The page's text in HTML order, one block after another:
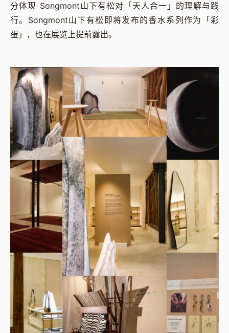
分体现 Songmont山下有松对「天人合一」的理解与践
行。Songmont山下有松即将发布的香水系列作为「彩
蛋」，也在展览上提前露出。